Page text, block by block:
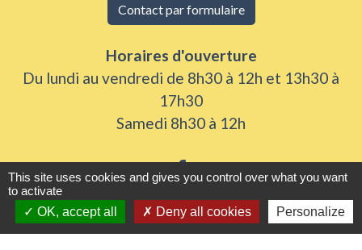
Contact par formulaire
Horaires d'ouverture
Du lundi au vendredi de 8h30 à 12h et 13h30 à
17h30
Samedi 8h30 à 12h
Liens utiles
This site uses cookies and gives you control over what you want
to activate
OK, accept all
Deny all cookies Personalize